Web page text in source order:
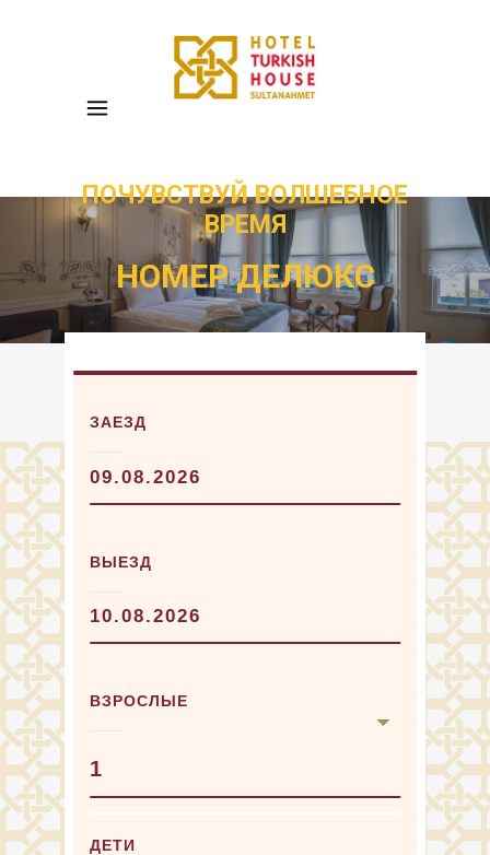
ПОЧУВСТВУЙ ВОЛШЕБНОЕ
ВРЕМЯ
НОМЕР ДЕЛЮКС
ЗАЕЗД
ВЫЕЗД
ВЗРОСЛЫЕ
1
ДЕТИ